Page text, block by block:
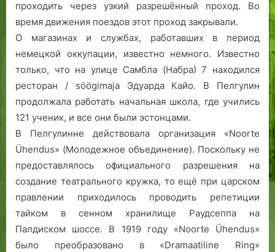
проходить через узкий разрешённый проход. Во
время движения поездов этот проход закрывали.
О магазинах и службах, работавших в период
немецкой оккупации, известно немного. Известно
только, что на улице Самбла (Набра) 7 находился
ресторан / söögimaja Эдуарда Кайо. В Пелгулин
продолжала работать начальная школа, где учились
121 ученик, и все они были эстонцами.
В Пелгулинне действовала организация «Noorte
Ühendus» (Молодежное объединение). Поскольку не
предоставлялось официального разрешения на
создание театрального кружка, то ещё при царском
правлении приходилось проводить репетиции
тайком в сенном хранилище Раудсеппа на
Палдиском шоссе. В 1919 году «Noorte Ühendus»
было преобразовано в «Dramaatiline Ring»